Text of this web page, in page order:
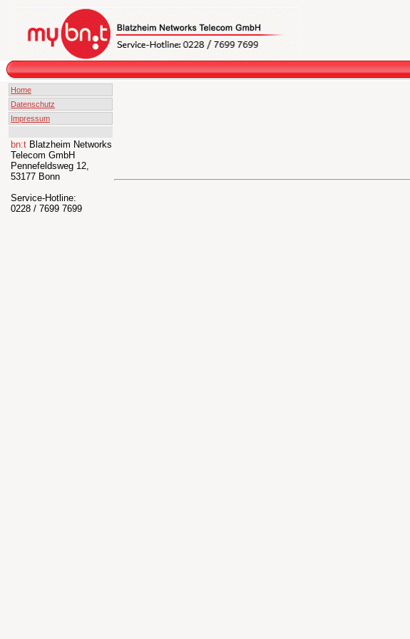
Home
Datenschutz
Impressum
bn:t Blatzheim Networks
Telecom GmbH
Pennefeldsweg 12,
53177 Bonn
Service-Hotline:
0228 / 7699 7699